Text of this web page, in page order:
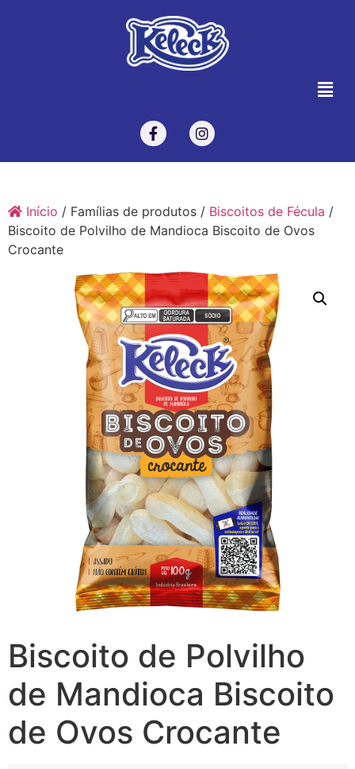
Início / Famílias de produtos / Biscoitos de Fécula /
Biscoito de Polvilho de Mandioca Biscoito de Ovos
Crocante
Biscoito de Polvilho
de Mandioca Biscoito
de Ovos Crocante